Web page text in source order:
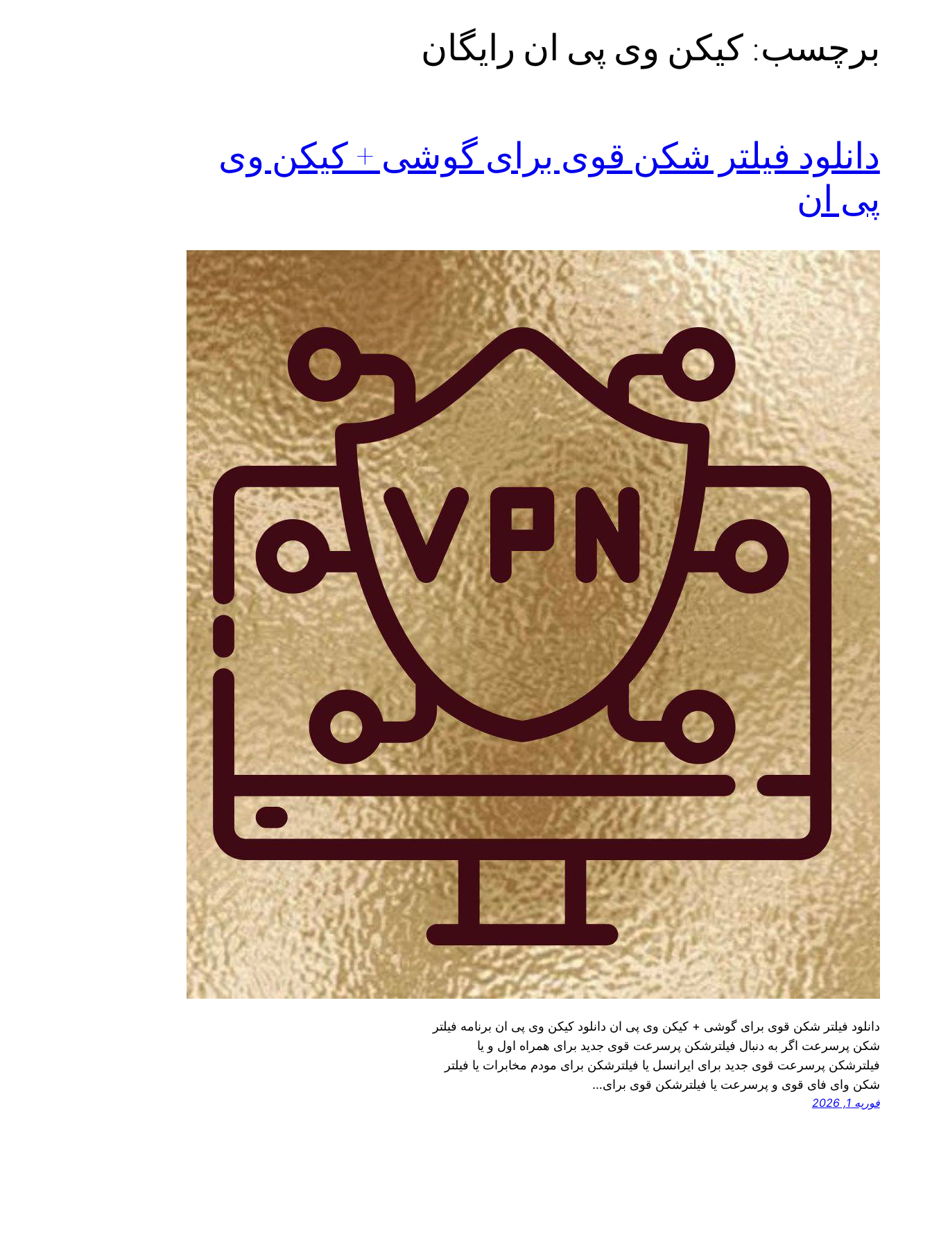
برچسب:کیکن وی پی ان رایگان
دانلود فیلتر شکن قوی برای گوشی + کیکن وی
پی ان
دانلود فیلتر شکن قوی برای گوشی + کیکن وی پی ان دانلود کیکن وی پی ان برنامه فیلتر
شکن پرسرعت اگر به دنبال فیلترشکن پرسرعت قوی جدید برای همراه اول و یا
فیلترشکن پرسرعت قوی جدید برای ایرانسل یا فیلترشکن برای مودم مخابرات یا فیلتر
شکن وای فای قوی و پرسرعت یا فیلترشکن قوی برای…
فوریه 1, 2026